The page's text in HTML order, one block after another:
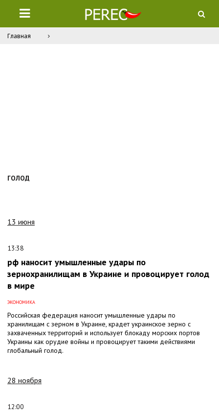
Главная
ГОЛОД
13 июня
13:38
рф наносит умышленные удары по
зернохранилищам в Украине и провоцирует голод
в мире
ЭКОНОМИКА
Российская федерация наносит умышленные удары по
хранилищам с зерном в Украине, крадет украинское зерно с
захваченных территорий и использует блокаду морских портов
Украины как орудие войны и провоцирует такими действиями
глобальный голод.
28 ноября
12:00